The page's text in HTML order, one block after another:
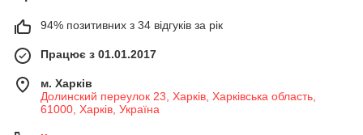
94% позитивних з 34 відгуків за рік
Працює з 01.01.2017
м. Харків
Долинский переулок 23, Харків, Харківська область,
61000, Харків, Україна